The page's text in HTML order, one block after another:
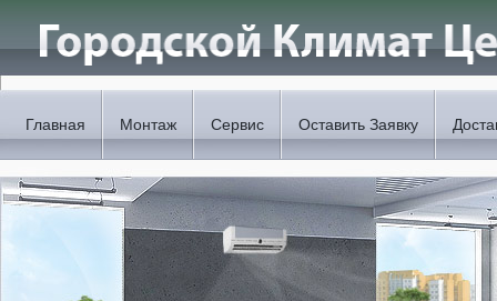
Главная Монтаж Сервис Оставить Заявку